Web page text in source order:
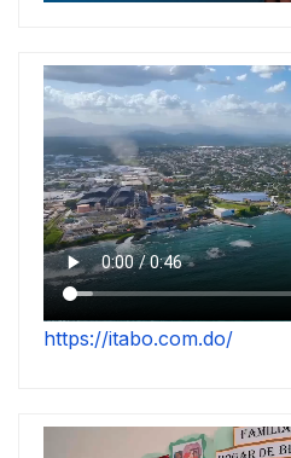
https://itabo.com.do/